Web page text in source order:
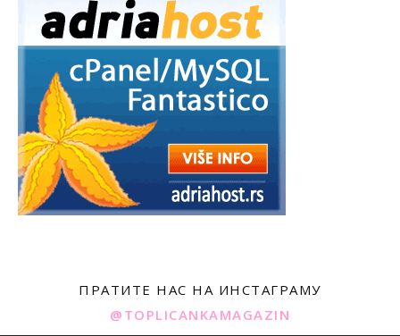
ПРАТИТЕ НАС НА ИНСТАГРАМУ
@TOPLICANKAMAGAZIN